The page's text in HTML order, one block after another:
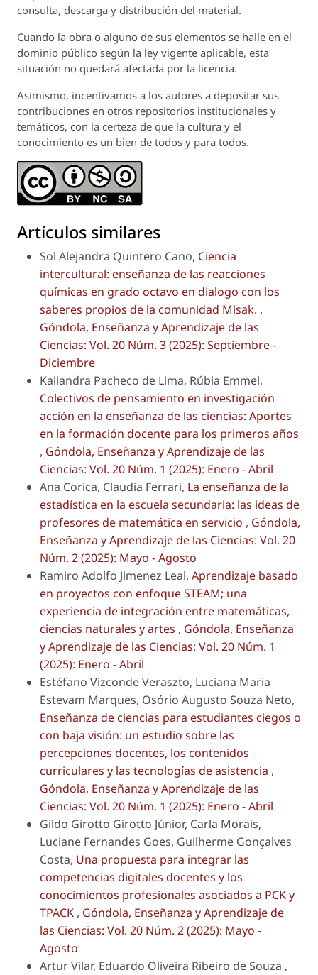
consulta, descarga y distribución del material.
Cuando la obra o alguno de sus elementos se halle en el
dominio público según la ley vigente aplicable, esta
situación no quedará afectada por la licencia.
Asimismo, incentivamos a los autores a depositar sus
contribuciones en otros repositorios institucionales y
temáticos, con la certeza de que la cultura y el
conocimiento es un bien de todos y para todos.
Artículos similares
Sol Alejandra Quintero Cano, Ciencia
intercultural: enseñanza de las reacciones
químicas en grado octavo en dialogo con los
saberes propios de la comunidad Misak. ,
Góndola, Enseñanza y Aprendizaje de las
Ciencias: Vol. 20 Núm. 3 (2025): Septiembre -
Diciembre
Kaliandra Pacheco de Lima, Rúbia Emmel,
Colectivos de pensamiento en investigación
acción en la enseñanza de las ciencias: Aportes
en la formación docente para los primeros años
, Góndola, Enseñanza y Aprendizaje de las
Ciencias: Vol. 20 Núm. 1 (2025): Enero - Abril
Ana Corica, Claudia Ferrari, La enseñanza de la
estadística en la escuela secundaria: las ideas de
profesores de matemática en servicio , Góndola,
Enseñanza y Aprendizaje de las Ciencias: Vol. 20
Núm. 2 (2025): Mayo - Agosto
Ramiro Adolfo Jimenez Leal, Aprendizaje basado
en proyectos con enfoque STEAM; una
experiencia de integración entre matemáticas,
ciencias naturales y artes , Góndola, Enseñanza
y Aprendizaje de las Ciencias: Vol. 20 Núm. 1
(2025): Enero - Abril
Estéfano Vizconde Veraszto, Luciana Maria
Estevam Marques, Osório Augusto Souza Neto,
Enseñanza de ciencias para estudiantes ciegos o
con baja visión: un estudio sobre las
percepciones docentes, los contenidos
curriculares y las tecnologías de asistencia ,
Góndola, Enseñanza y Aprendizaje de las
Ciencias: Vol. 20 Núm. 1 (2025): Enero - Abril
Gildo Girotto Girotto Júnior, Carla Morais,
Luciane Fernandes Goes, Guilherme Gonçalves
Costa, Una propuesta para integrar las
competencias digitales docentes y los
conocimientos profesionales asociados a PCK y
TPACK , Góndola, Enseñanza y Aprendizaje de
las Ciencias: Vol. 20 Núm. 2 (2025): Mayo -
Agosto
Artur Vilar, Eduardo Oliveira Ribeiro de Souza ,